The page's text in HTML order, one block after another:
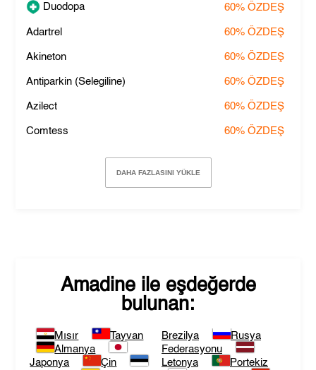
Duodopa 60% ÖZDEŞ
Adartrel 60% ÖZDEŞ
Akineton 60% ÖZDEŞ
Antiparkin (Selegiline) 60% ÖZDEŞ
Azilect 60% ÖZDEŞ
Comtess 60% ÖZDEŞ
DAHA FAZLASINI YÜKLE
Amadineile eşdeğerde
bulunan:
Mısır
Tayvan
Almanya
Japonya
Çin
Brezilya
Rusya
Federasyonu
Letonya
Portekiz